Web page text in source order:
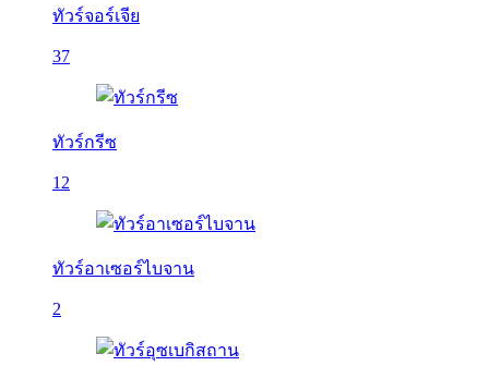
ทัวร์จอร์เจีย
37
ทัวร์กรีซ
12
ทัวร์อาเซอร์ไบจาน
2